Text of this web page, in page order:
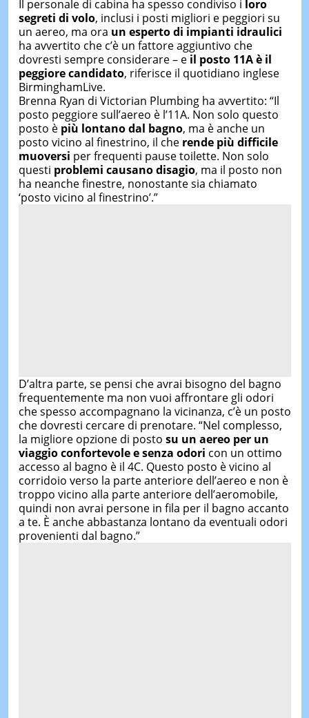
Il personale di cabina ha spesso condiviso i loro
segreti di volo, inclusi i posti migliori e peggiori su
un aereo, ma ora un esperto di impianti idraulici
ha avvertito che c’è un fattore aggiuntivo che
dovresti sempre considerare – e il posto 11A è il
peggiore candidato, riferisce il quotidiano inglese
BirminghamLive.
Brenna Ryan di Victorian Plumbing ha avvertito: “Il
posto peggiore sull’aereo è l’11A. Non solo questo
posto èpiù lontano dal bagno, ma è anche un
posto vicino al finestrino, il che rende più difficile
muoversi per frequenti pause toilette. Non solo
questi problemi causano disagio, ma il posto non
ha neanche finestre, nonostante sia chiamato
‘posto vicino al finestrino’.”
D’altra parte, se pensi che avrai bisogno del bagno
frequentemente ma non vuoi affrontare gli odori
che spesso accompagnano la vicinanza, c’è un posto
che dovresti cercare di prenotare. “Nel complesso,
la migliore opzione di posto su un aereo per un
viaggio confortevole e senza odori con un ottimo
accesso al bagno è il 4C. Questo posto è vicino al
corridoio verso la parte anteriore dell’aereo e non è
troppo vicino alla parte anteriore dell’aeromobile,
quindi non avrai persone in fila per il bagno accanto
a te. È anche abbastanza lontano da eventuali odori
provenienti dal bagno.”